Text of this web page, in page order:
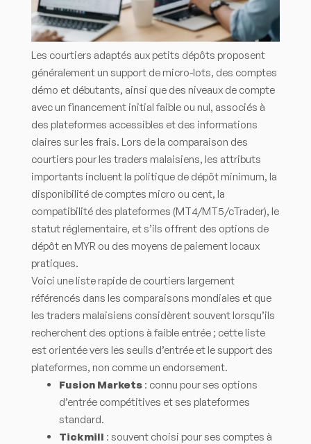
Les courtiers adaptés aux petits dépôts proposent
généralement un support de micro-lots, des comptes
démo et débutants, ainsi que des niveaux de compte
avec un financement initial faible ou nul, associés à
des plateformes accessibles et des informations
claires sur les frais. Lors de la comparaison des
courtiers pour les traders malaisiens, les attributs
importants incluent la politique de dépôt minimum, la
disponibilité de comptes micro ou cent, la
compatibilité des plateformes (MT4/MT5/cTrader), le
statut réglementaire, et s’ils offrent des options de
dépôt en MYR ou des moyens de paiement locaux
pratiques.
Voici une liste rapide de courtiers largement
référencés dans les comparaisons mondiales et que
les traders malaisiens considèrent souvent lorsqu’ils
recherchent des options à faible entrée ; cette liste
est orientée vers les seuils d’entrée et le support des
plateformes, non comme un endorsement.
Fusion Markets : connu pour ses options
d’entrée compétitives et ses plateformes
standard.
Tickmill : souvent choisi pour ses comptes à